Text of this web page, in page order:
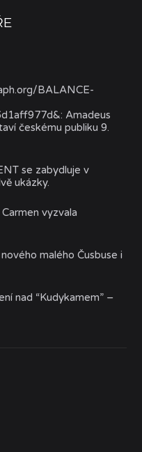
BALANCE-
:Amadeus
českému publiku 9.
se zabydluje v
ukázky.
vyzvala
malého Čusbuse i
nad “Kudykamem” –